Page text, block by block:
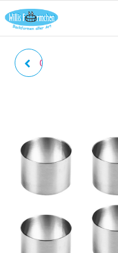
GEWELLTES QUADRAT